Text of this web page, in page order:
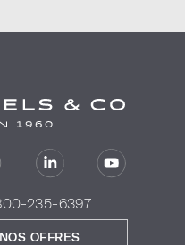
235-6397
OFFRES